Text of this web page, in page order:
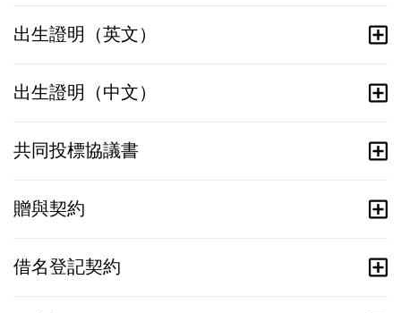
出生證明（英文）
出生證明（中文）
共同投標協議書
贈與契約
借名登記契約